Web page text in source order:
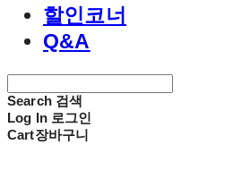
할인코너
Q&A
Search 검색
Log In 로그인
Cart장바구니